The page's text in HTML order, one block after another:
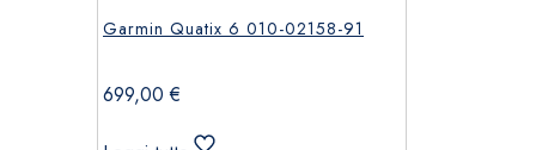
Garmin Quatix 6 010-02158-91
699,00€